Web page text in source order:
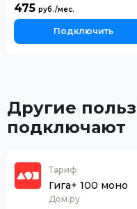
475
Подключить
Другие
подключают
Тариф
Гига+ 100 моно
Дом.ру